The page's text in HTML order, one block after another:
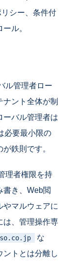
シー、条件付
ル。
ル管理者ロー
ント全体が制
ーバル管理者は
必要最小限の
鉄則です。
理者権限を持
書き、Web閲
やマルウェアに
は、管理操作専
な
ントとは分離し